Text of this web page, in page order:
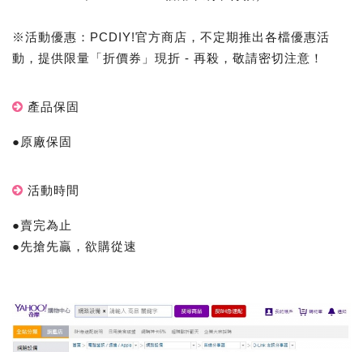
※活動優惠：PCDIY!官方商店，不定期推出各檔優惠活
動，提供限量「折價券」現折 - 再殺，敬請密切注意！
產品保固
●原廠保固
活動時間
●賣完為止
●先搶先贏，欲購從速